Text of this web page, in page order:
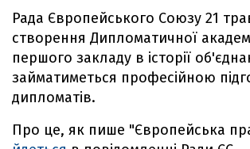
Рада Європейського Союзу 21
створення Дипломатичної
першого закладу в історії
займатиметься професійною
дипломатів.
Про це, як пише "Європейська